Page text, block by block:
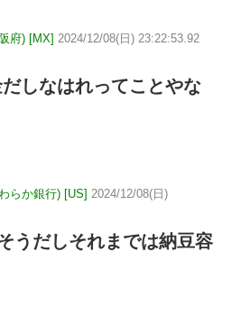
府) [MX] 2024/12/08(日) 23:22:53.92
しなはれってことやな
らか銀行) [US] 2024/12/08(日)
うだしそれまでは納豆容